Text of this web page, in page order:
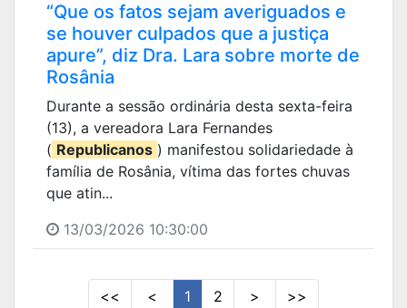
“Que os fatos sejam averiguados e
se houver culpados que a justiça
apure”, diz Dra. Lara sobre morte de
Rosânia
Durante a sessão ordinária desta sexta-feira
(13), a vereadora Lara Fernandes
( Republicanos ) manifestou solidariedade à
família de Rosânia, vítima das fortes chuvas
que atin...
13/03/2026 10:30:00
<< < 1 2 > >>